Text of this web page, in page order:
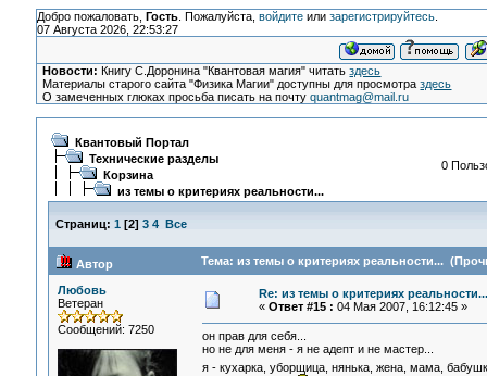
Добро пожаловать, Гость. Пожалуйста, войдитеили зарегистрируйтесь.
07 Августа 2026, 22:53:27
Новости: Книгу С.Доронина "Квантовая магия" читатьздесь
Материалы старого сайта "Физика Магии" доступны для просмотраздесь
О замеченных глюках просьба писать на почтуquantmag@mail.ru
Квантовый Портал
Технические разделы
Корзина
из темы о критериях реальности...
0
Страниц: 1 [2] 3 4 Все
Автор Тема: из темы о критериях реальности...
Любовь
Ветеран
Сообщений: 7250
Re: из темы о критериях реальности...
« Ответ #15 : 04 Мая 2007, 16:12:45 »
он прав для себя...
но не для меня - я не адепт и не мастер...
я - кухарка, уборщица, нянька, жена, мама,